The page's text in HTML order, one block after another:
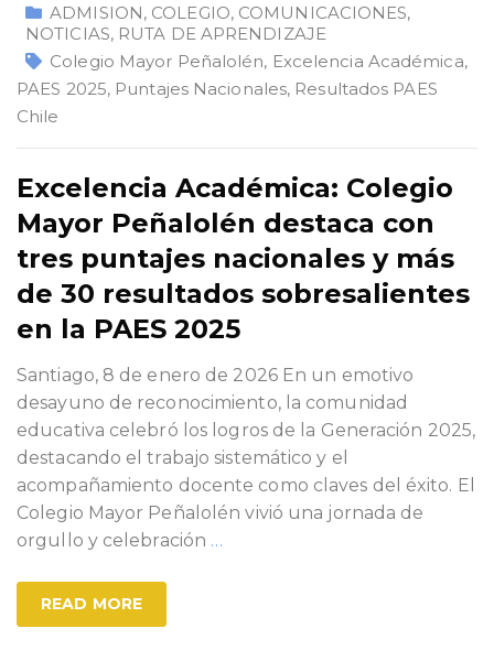
ADMISION, COLEGIO, COMUNICACIONES,
NOTICIAS, RUTA DE APRENDIZAJE
Colegio Mayor Peñalolén, Excelencia Académica,
PAES 2025, Puntajes Nacionales, Resultados PAES
Chile
Excelencia Académica: Colegio
Mayor Peñalolén destaca con
tres puntajes nacionales y más
de 30 resultados sobresalientes
en la PAES 2025
Santiago, 8 de enero de 2026 En un emotivo
desayuno de reconocimiento, la comunidad
educativa celebró los logros de la Generación 2025,
destacando el trabajo sistemático y el
acompañamiento docente como claves del éxito. El
Colegio Mayor Peñalolén vivió una jornada de
orgullo y celebración …
READ MORE